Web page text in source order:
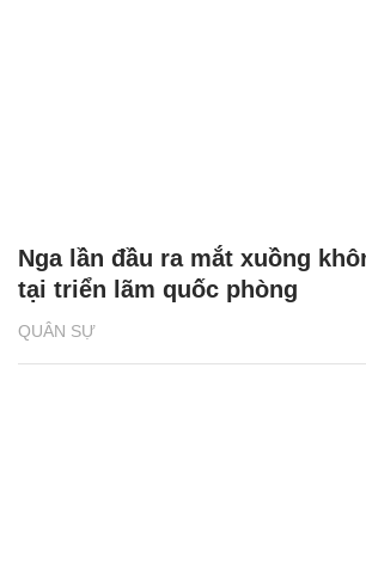
QUÂN SỰ
Nga lần đầu ra mắt xuồng
tại triển lãm quốc phòng